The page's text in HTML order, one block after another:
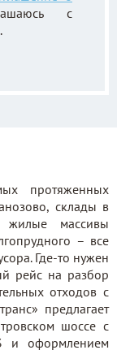
с
протяженных
склады в
жилые массивы
– все
Где-то нужен
рейс на разбор
отходов с
предлагает
шоссе с
и оформлением